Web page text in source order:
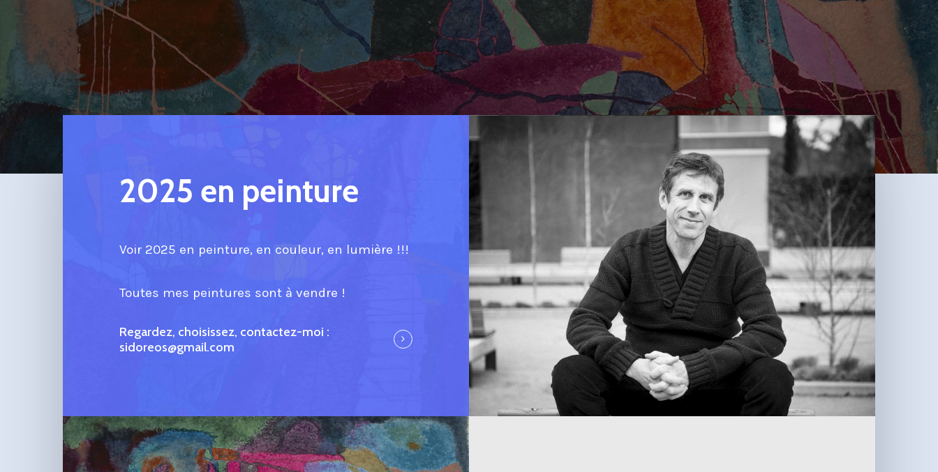
2025 en peinture
Voir 2025 en peinture, en couleur, en lumière !!!
Toutes mes peintures sont à vendre !
Regardez, choisissez, contactez-moi :
sidoreos@gmail.com